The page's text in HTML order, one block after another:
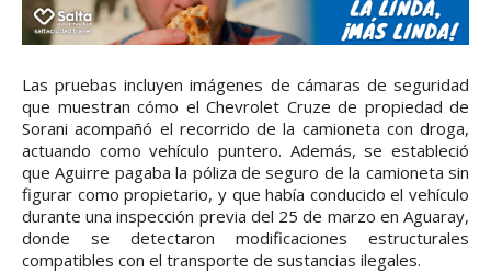
Las pruebas incluyen imágenes de cámaras de seguridad
que muestran cómo el Chevrolet Cruze de propiedad de
Sorani acompañó el recorrido de la camioneta con droga,
actuando como vehículo puntero. Además, se estableció
que Aguirre pagaba la póliza de seguro de la camioneta sin
figurar como propietario, y que había conducido el vehículo
durante una inspección previa del 25 de marzo en Aguaray,
donde se detectaron modificaciones estructurales
compatibles con el transporte de sustancias ilegales.